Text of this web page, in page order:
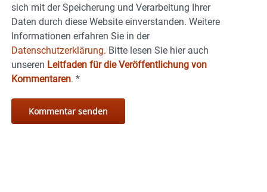
sich mit der Speicherung und Verarbeitung Ihrer
Daten durch diese Website einverstanden. Weitere
Informationen erfahren Sie in der
Datenschutzerklärung. Bitte lesen Sie hier auch
unseren Leitfaden für die Veröffentlichung von
Kommentaren. *